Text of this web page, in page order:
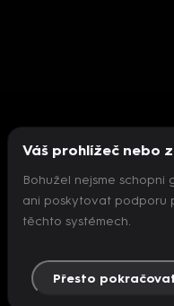
Nepodařilo
Váš prohlížeč nebo
Bohužel nejsme schopni
ani poskytovat podporu
těchto systémech.
Přesto